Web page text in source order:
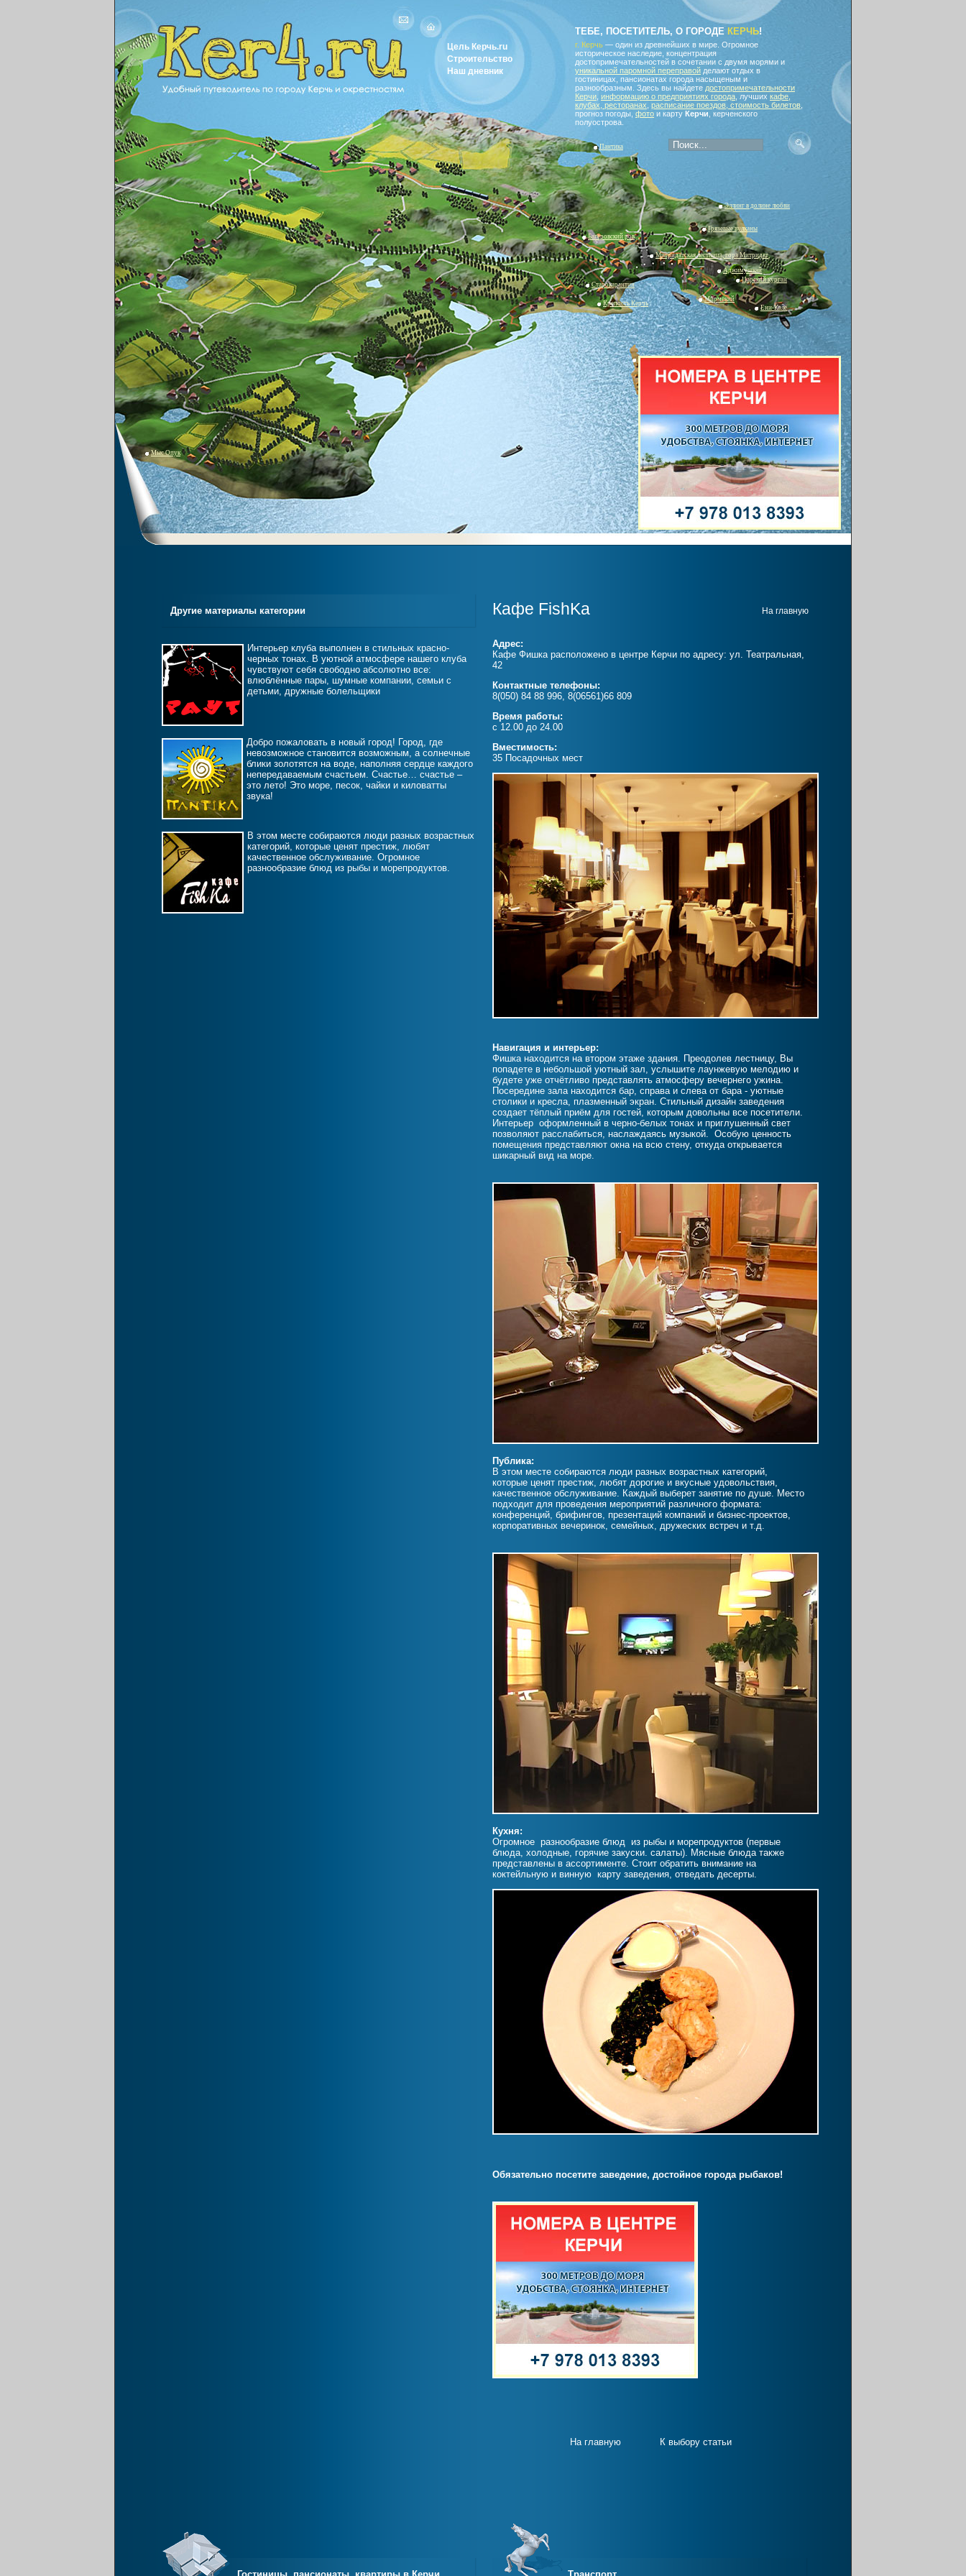
ker4.ru Удобный путеводитель по Керчи и окрестностям
Цель Керчь.ru
Строительство
Наш дневник
ТЕБЕ, ПОСЕТИТЕЛЬ, О ГОРОДЕ КЕРЧЬ!
г. Керчь — один из древнейших в мире. Огромное
историческое наследие, концентрация
достопримечательностей в сочетании с двумя морями и
уникальной паромной переправой делают отдых в
гостиницах, пансионатах города насыщеным и
разнообразным. Здесь вы найдете достопримечательности
Керчи информацию о предприятиях города , лучших кафе,
клубах, ресторанах расписание поездов, стоимость билетов
прогноз погоды, фото и карту Керчи , керченского
полуострова.
Эллинг в долине любви
Багеровский ров
Ени-Кале
Мирмекий
Пантика
Аджимушкай
Старокарантин
Мыс Опук
Царский курган
Митридатская лестница, гора Митридат
Грязевые вулканы
Крепость Керчь
Другие материалы категории
Интерьер клуба выполнен в стильных красно-
черных тонах. В уютной атмосфере нашего клуба
чувствуют себя свободно абсолютно все:
влюблённые пары, шумные компании, семьи с
детьми, дружные болельщики
Добро пожаловать в новый город! Город, где
невозможное становится возможным, а солнечные
блики золотятся на воде, наполняя сердце каждого
непередаваемым счастьем. Счастье… счастье –
это лето! Это море, песок, чайки и киловатты
звука!
В этом месте собираются люди разных возрастных
категорий, которые ценят престиж, любят
качественное обслуживание. Огромное
разнообразие блюд из рыбы и морепродуктов.
Кафе FishKa На главную
Адрес:
Кафе Фишка расположено в центре Керчи по адресу: ул. Театральная,
42
Контактные телефоны:
8(050) 84 88 996, 8(06561)66 809
Время работы:
с 12.00 до 24.00
Вместимость:
35 Посадочных мест
Навигация и интерьер:
Фишка находится на втором этаже здания. Преодолев лестницу, Вы
попадете в небольшой уютный зал, услышите лаунжевую мелодию и
будете уже отчётливо представлять атмосферу вечернего ужина.
Посередине зала находится бар, справа и слева от бара - уютные
столики и кресла, плазменный экран. Стильный дизайн заведения
создает тёплый приём для гостей, которым довольны все посетители.
Интерьер оформленный в черно-белых тонах и приглушенный свет
позволяют расслабиться, наслаждаясь музыкой. Особую ценность
помещения представляют окна на всю стену, откуда открывается
шикарный вид на море.
Публика:
В этом месте собираются люди разных возрастных категорий,
которые ценят престиж, любят дорогие и вкусные удовольствия,
качественное обслуживание. Каждый выберет занятие по душе. Место
подходит для проведения мероприятий различного формата:
конференций, брифингов, презентаций компаний и бизнес-проектов,
корпоративных вечеринок, семейных, дружеских встреч и т.д.
Кухня:
Огромное разнообразие блюд из рыбы и морепродуктов (первые
блюда, холодные, горячие закуски. салаты). Мясные блюда также
представлены в ассортименте. Стоит обратить внимание на
коктейльную и винную карту заведения, отведать десерты.
Обязательно посетите заведение, достойное города рыбаков!
На главную К выбору статьи